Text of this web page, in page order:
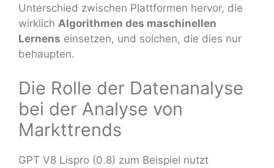
Unterschied zwischen Plattformen hervor, die
wirklich Algorithmen des maschinellen
Lernens einsetzen, und solchen, die dies nur
behaupten.
Die Rolle der Datenanalyse
bei der Analyse von
Markttrends
GPT V8 Lispro (0.8) zum Beispiel nutzt